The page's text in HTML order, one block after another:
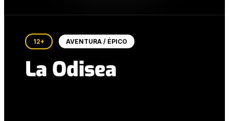
12+ AVENTURA / ÉPICO
La Odisea